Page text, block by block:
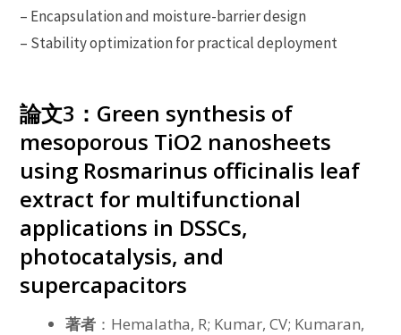
– Encapsulation and moisture-barrier design
– Stability optimization for practical deployment
論文3：Green synthesis of
mesoporous TiO2 nanosheets
using Rosmarinus officinalis leaf
extract for multifunctional
applications in DSSCs,
photocatalysis, and
supercapacitors
著者 ：Hemalatha, R; Kumar, CV; Kumaran,